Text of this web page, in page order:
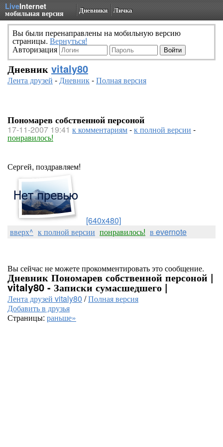
LiveInternet
мобильная версия Дневники Личка
Вы были перенаправлены на мобильную версию
страницы. Вернуться!
Авторизация
Дневник vitaly80
Лента друзей -Дневник-Полная версия
Пономарев собственной персоной
17-11-2007 19:41 к комментариям-к полной версии -
понравилось!
Сергей, поздравляем!
[640x480]
вверх^ к полной версии понравилось! в evernote
Вы сейчас не можете прокомментировать это сообщение.
Дневник Пономарев собственной персоной |
vitaly80 - Записки сумасшедшего |
Лента друзей vitaly80 /Полная версия
Добавить в друзья
Страницы: раньше»